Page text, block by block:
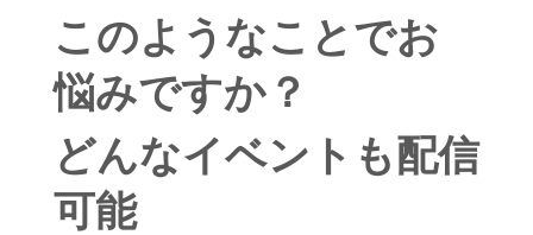
このようなことでお
悩みですか？
どんなイベントも配信
可能